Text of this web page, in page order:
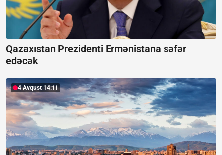
Qazaxıstan Prezidenti Ermənistana səfər
edəcək
4 Avqust 14:11